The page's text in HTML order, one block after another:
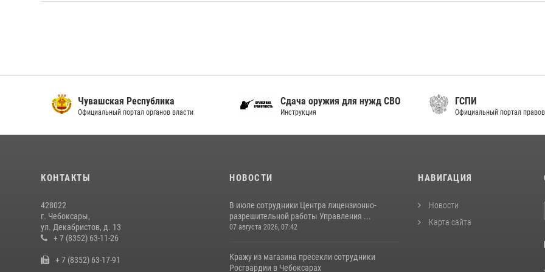
Чувашская Республика
Официальный портал органов власти
Сдача оружия для нужд СВО
Инструкция
ГСПИ
Официальный портал правовой
КОНТАКТЫ
428022
г. Чебоксары,
ул. Декабристов, д. 13
+ 7 (8352) 63-11-26
+ 7 (8352) 63-17-91
НОВОСТИ
В июле сотрудники Центра лицензионно-
разрешительной работы Управления ...
07 августа 2026, 07:42
Кражу из магазина пресекли сотрудники
Росгвардии в Чебоксарах
НАВИГАЦИЯ
Новости
Карта сайта